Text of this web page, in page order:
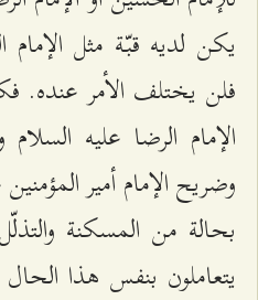
يكن لديه قبّة مثل الإمام
فلن يختلف الأمر عنده.
الإمام الرضا عليه
وضريح الإمام أمير
بحالة من المسكنة
يتعاملون بنفس هذا